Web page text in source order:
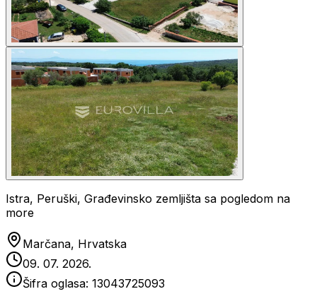
Istra, Peruški, Građevinsko zemljišta sa pogledom na
more
Marčana, Hrvatska
09. 07. 2026.
Šifra oglasa: 13043725093